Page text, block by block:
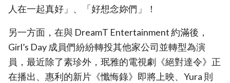
人在一起真好」、「好想念妳們」！
另一方面，在與 DreamT Entertainment 約滿後，
Girl’s Day 成員們紛紛轉投其他家公司並轉型為演
員，最近除了素珍外，珉雅的電視劇《絕對達令》正
在播出、惠利的新片《懺悔錄》即將上映、Yura 則